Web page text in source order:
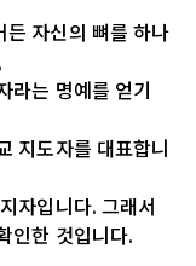
든 자신의 뼈를 하나
라는 명예를 얻기
지도자를 대표합니
자입니다. 그래서
인한 것입니다.